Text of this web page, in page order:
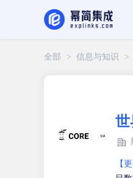
全部 > 信息与知识 >
世
【